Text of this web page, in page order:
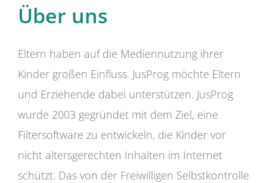
Über uns
Eltern haben auf die Mediennutzung ihrer
Kinder großen Einfluss. JusProg möchte Eltern
und Erziehende dabei unterstützen. JusProg
wurde 2003 gegründet mit dem Ziel, eine
Filtersoftware zu entwickeln, die Kinder vor
nicht altersgerechten Inhalten im Internet
schützt. Das von der Freiwilligen Selbstkontrolle